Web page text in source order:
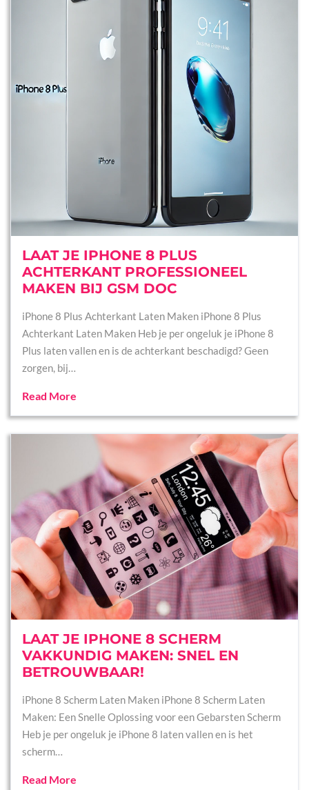
LAAT JE IPHONE 8 PLUS
ACHTERKANT PROFESSIONEEL
MAKEN BIJ GSM DOC
iPhone 8 Plus Achterkant Laten Maken iPhone 8 Plus
Achterkant Laten Maken Heb je per ongeluk je iPhone 8
Plus laten vallen en is de achterkant beschadigd? Geen
zorgen, bij…
Read More
LAAT JE IPHONE 8 SCHERM
VAKKUNDIG MAKEN: SNEL EN
BETROUWBAAR!
iPhone 8 Scherm Laten Maken iPhone 8 Scherm Laten
Maken: Een Snelle Oplossing voor een Gebarsten Scherm
Heb je per ongeluk je iPhone 8 laten vallen en is het
scherm…
Read More